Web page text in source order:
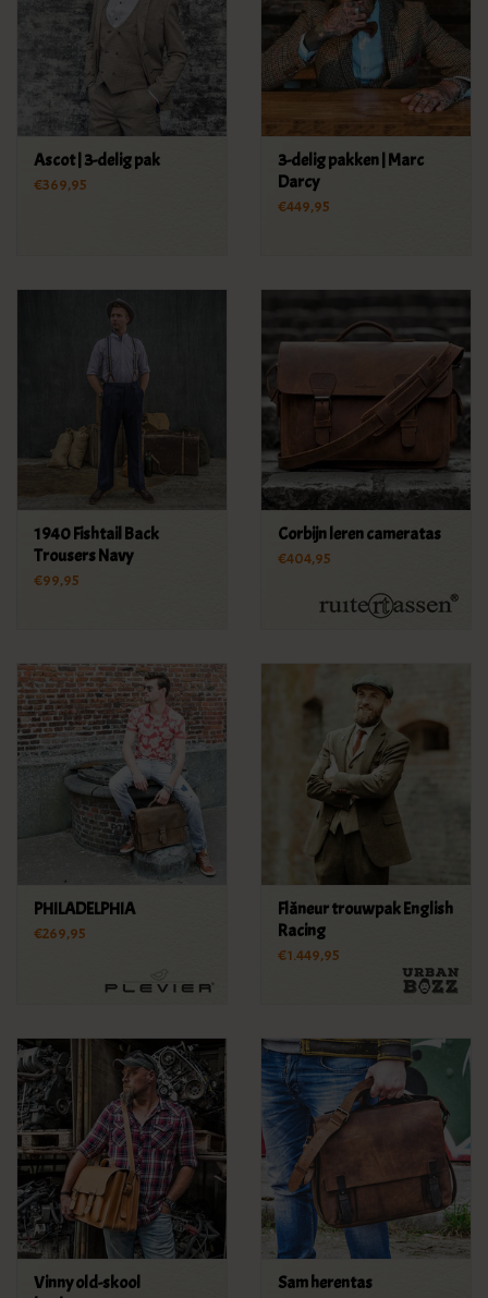
Ascot | 3-delig pak
€369,95
3-delig pakken | Marc
Darcy
€449,95
1940 Fishtail Back
Trousers Navy
€99,95
Corbijn leren cameratas
€404,95
PHILADELPHIA
€269,95
Flâneur trouwpak English
Racing
€1.449,95
Vinny old-skool
Sam herentas